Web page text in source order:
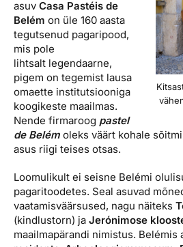
asuv Casa Pastéis de
Belém on üle 160 aasta
tegutsenud pagaripood,
mis pole
lihtsalt legendaarne,
pigem on tegemist lausa
omaette institutsiooniga
koogikeste maailmas.
Nende firmaroog pastel
de Belém oleks väärt kohale
asus riigi teises otsas.
Loomulikult ei seisne Belémi
pagaritoodetes. Seal asuvad
vaatamisväärsused, nagu näiteks
(kindlustorn) ja Jerónimose
maailmapärandi nimistus. Belémis